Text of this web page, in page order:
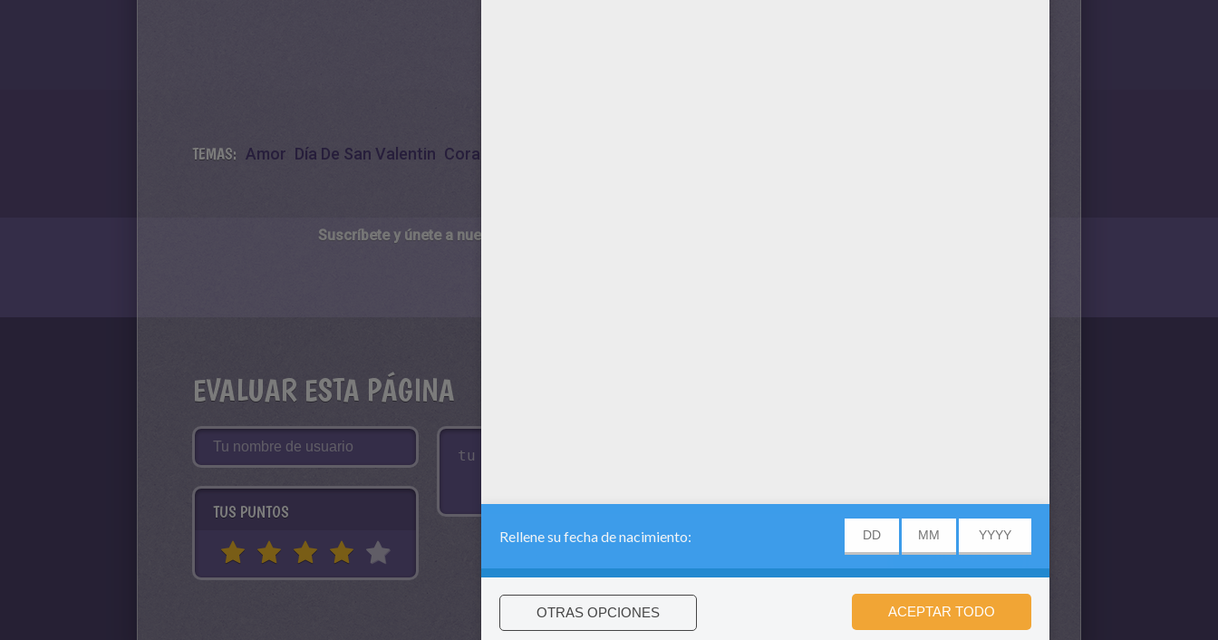
TEMAS: Amor Día De San Valentin Corazón
Suscríbete y únete a nuestro canal de vídeos para niños en Youtube:
EVALUAR ESTA PÁGINA
TUS PUNTOS